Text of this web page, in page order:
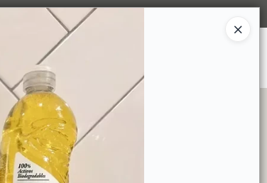
TIENDA MINORISTA CONTACTO